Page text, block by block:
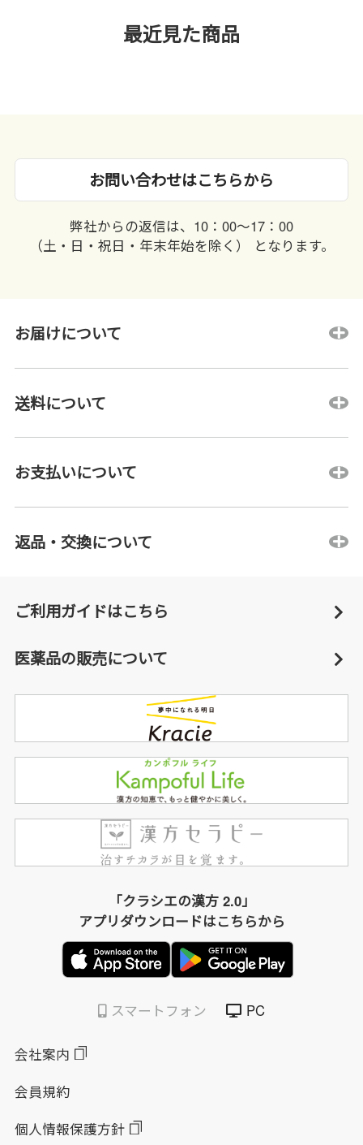
最近見た商品
お問い合わせはこちらから
弊社からの返信は、10：00〜17：00
（土・日・祝日・年末年始を除く） となります。
お届けについて
送料について
お支払いについて
返品・交換について
ご利用ガイドはこちら
医薬品の販売について
「クラシエの漢方 2.0」
アプリダウンロードはこちらから
スマートフォン PC
会社案内
会員規約
個人情報保護方針